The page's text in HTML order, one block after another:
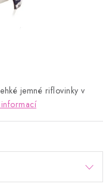
jemné riflovinky v